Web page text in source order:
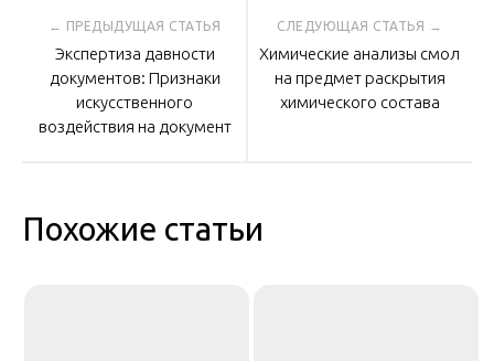
Навигация
по
записям
Экспертиза давности
документов: Признаки
искусственного
воздействия на документ
Химические анализы смол
на предмет раскрытия
химического состава
Похожие статьи